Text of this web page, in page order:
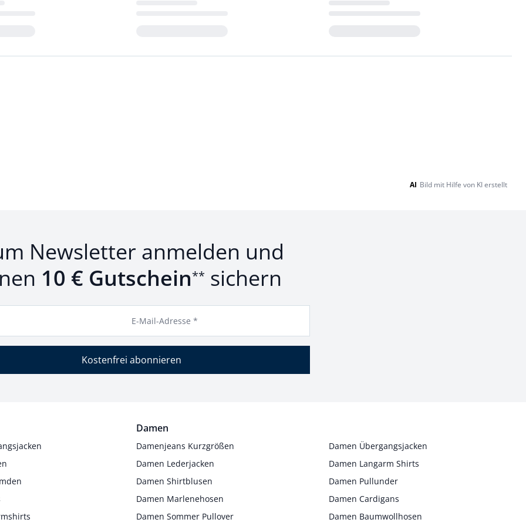
AI Bild mit Hilfe von KI erstellt
Newsletter anmelden und
10 € Gutschein** sichern
E-Mail-Adresse *
Kostenfrei abonnieren
Damen
Damenjeans Kurzgrößen
Damen Übergangsjacken
Damen Lederjacken
Damen Langarm Shirts
Damen Shirtblusen
Damen Pullunder
Damen Marlenehosen
Damen Cardigans
Damen Sommer Pullover
Damen Baumwollhosen